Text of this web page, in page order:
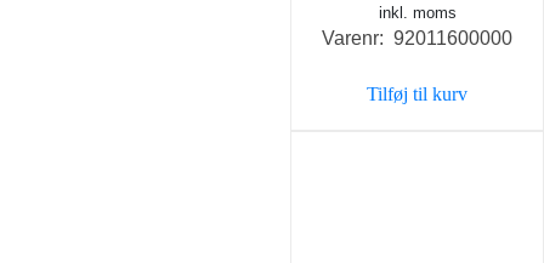
oprindelige
pris
49,00 kr..
pris
inkl. moms
Varenr: 92011600000
Tilføj til kurv